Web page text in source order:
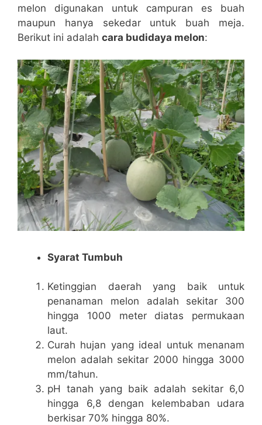
melon digunakan untuk campuran es buah
maupun hanya sekedar untuk buah meja.
Berikut ini adalah cara budidaya melon:
Syarat Tumbuh
Ketinggian daerah yang baik untuk
penanaman melon adalah sekitar 300
hingga 1000 meter diatas permukaan
laut.
Curah hujan yang ideal untuk menanam
melon adalah sekitar 2000 hingga 3000
mm/tahun.
pH tanah yang baik adalah sekitar 6,0
hingga 6,8 dengan kelembaban udara
berkisar 70% hingga 80%.